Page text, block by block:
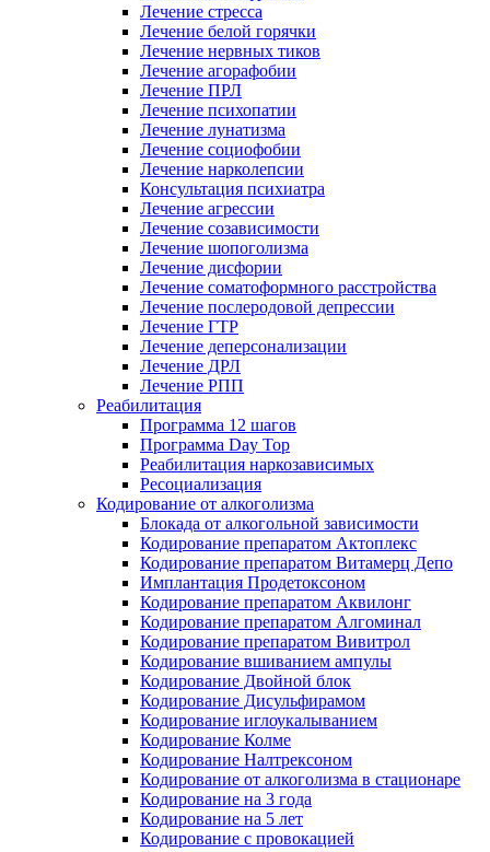
Лечение стресса
Лечение белой горячки
Лечение нервных тиков
Лечение агорафобии
Лечение ПРЛ
Лечение психопатии
Лечение лунатизма
Лечение социофобии
Лечение нарколепсии
Консультация психиатра
Лечение агрессии
Лечение созависимости
Лечение шопоголизма
Лечение дисфории
Лечение соматоформного расстройства
Лечение послеродовой депрессии
Лечение ГТР
Лечение деперсонализации
Лечение ДРЛ
Лечение РПП
Реабилитация
Программа 12 шагов
Программа Day Top
Реабилитация наркозависимых
Ресоциализация
Кодирование от алкоголизма
Блокада от алкогольной зависимости
Кодирование препаратом Актоплекс
Кодирование препаратом Витамерц Депо
Имплантация Продетоксоном
Кодирование препаратом Аквилонг
Кодирование препаратом Алгоминал
Кодирование препаратом Вивитрол
Кодирование вшиванием ампулы
Кодирование Двойной блок
Кодирование Дисульфирамом
Кодирование иглоукалыванием
Кодирование Колме
Кодирование Налтрексоном
Кодирование от алкоголизма в стационаре
Кодирование на 3 года
Кодирование на 5 лет
Кодирование с провокацией